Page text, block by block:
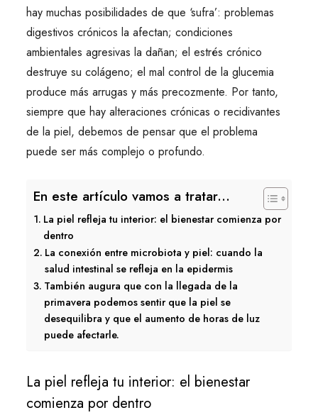
hay muchas posibilidades de que ‘sufra’: problemas
digestivos crónicos la afectan; condiciones
ambientales agresivas la dañan; el estrés crónico
destruye su colágeno; el mal control de la glucemia
produce más arrugas y más precozmente. Por tanto,
siempre que hay alteraciones crónicas o recidivantes
de la piel, debemos de pensar que el problema
puede ser más complejo o profundo.
En este artículo vamos a tratar...
La piel refleja tu interior: el bienestar comienza por
dentro
La conexión entre microbiota y piel: cuando la
salud intestinal se refleja en la epidermis
También augura que con la llegada de la
primavera podemos sentir que la piel se
desequilibra y que el aumento de horas de luz
puede afectarle.
La piel refleja tu interior: el bienestar
comienza por dentro